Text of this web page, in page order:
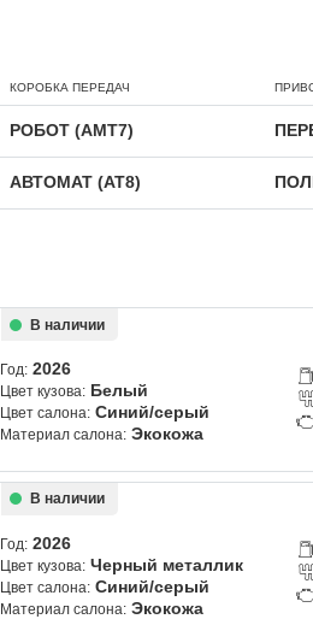
КОРОБКА ПЕРЕДАЧ
РОБОТ (AMT7)
АВТОМАТ (AT8)
В наличии
Год: 2026
Цвет кузова: Белый
Цвет салона: Синий/серый
Материал салона: Экокожа
В наличии
Год: 2026
Цвет кузова: Черный металлик
Цвет салона: Синий/серый
Материал салона: Экокожа